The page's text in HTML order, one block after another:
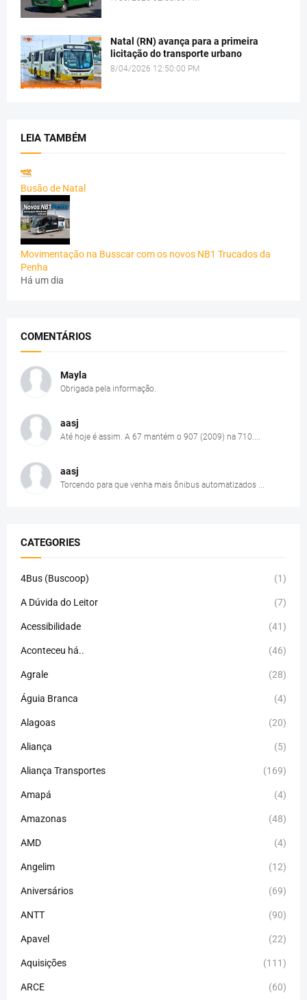
Natal (RN) avança para a primeira
licitação do transporte urbano
8/04/2026 12:50:00 PM
LEIA TAMBÉM
Busão de Natal
Movimentação na Busscar com os novos NB1 Trucados da
Penha
Há um dia
COMENTÁRIOS
Mayla
Obrigada pela informação.
aasj
Até hoje é assim. A 67 mantém o 907 (2009) na 710....
aasj
Torcendo para que venha mais ônibus automatizados ...
CATEGORIES
4Bus (Buscoop) (1)
A Dúvida do Leitor (7)
Acessibilidade (41)
Aconteceu há.. (46)
Agrale (28)
Águia Branca (4)
Alagoas (20)
Aliança (5)
Aliança Transportes (169)
Amapá (4)
Amazonas (48)
AMD (4)
Angelim (12)
Aniversários (69)
ANTT (90)
Apavel (22)
Aquisições (111)
ARCE (60)